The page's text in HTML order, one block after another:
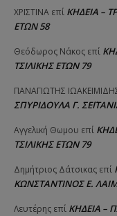
ΧΡΙΣΤΙΝΑ επί ΚΗΔΕΙΑ –
ΕΤΩΝ 58
Θεόδωρος Νάκος επί
ΤΣΙΛΙΚΗΣ ΕΤΩΝ 79
ΠΑΝΑΓΙΩΤΗΣ
ΣΠΥΡΙΔΟΥΛΑ Γ.
Αγγελική Θωμου επί
ΤΣΙΛΙΚΗΣ ΕΤΩΝ 79
Δημήτριος Δάτσικας επί
ΚΩΝΣΤΑΝΤΙΝΟΣ Ε.
Λευτέρης επί ΚΗΔΕΙΑ –